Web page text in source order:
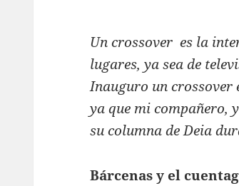
Un crossover es la
lugares, ya sea de
Inauguro un crossover
ya que mi compañero,
su columna de Deia
Bárcenas y el